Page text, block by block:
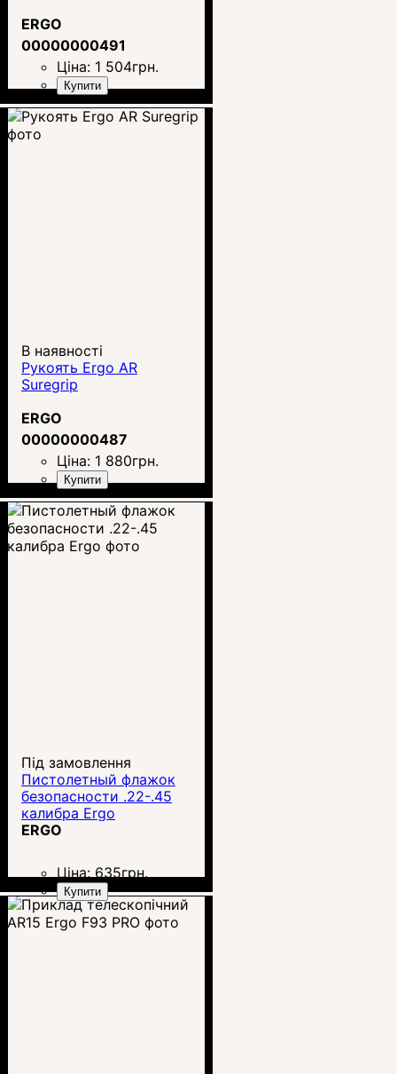
ERGO
00000000491
Ціна: 1 504грн.
Купити
В наявності
Рукоять Ergo AR
Suregrip
ERGO
00000000487
Ціна: 1 880грн.
Купити
Під замовлення
Пистолетный флажок
безопасности .22-.45
калибра Ergo
ERGO
Ціна: 635грн.
Купити